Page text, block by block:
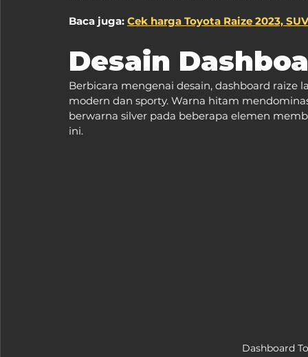
Baca juga: Cek harga Toyota Raize 2023,
Desain
Berbicara mengenai desain, dashboard
modern dan sporty. Warna hitam
berwarna silver pada beberapa elemen
ini.
Dashboard